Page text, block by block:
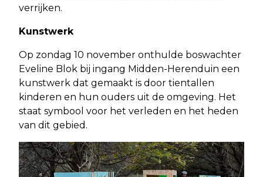
verrijken.
Kunstwerk
Op zondag 10 november onthulde boswachter
Eveline Blok bij ingang Midden-Herenduin een
kunstwerk dat gemaakt is door tientallen
kinderen en hun ouders uit de omgeving. Het
staat symbool voor het verleden en het heden
van dit gebied.